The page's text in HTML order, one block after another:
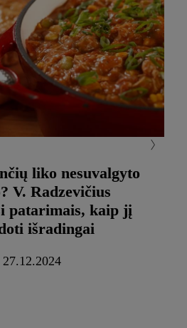
liko nesuvalgyto
V. Radzevičius
patarimais, kaip jį
išradingai